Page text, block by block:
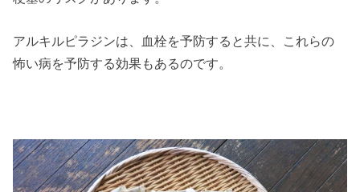
アルキルピラジンは、血栓を予防すると共に、これらの
怖い病を予防する効果もあるのです。